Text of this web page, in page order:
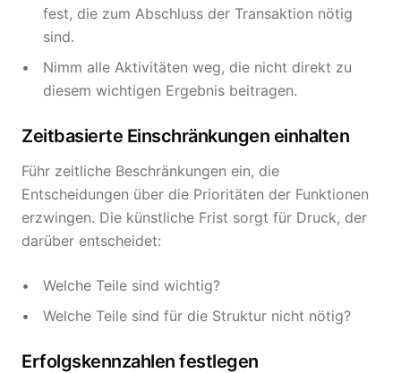
fest, die zum Abschluss der Transaktion nötig
sind.
Nimm alle Aktivitäten weg, die nicht direkt zu
diesem wichtigen Ergebnis beitragen.
Zeitbasierte Einschränkungen einhalten
Führ zeitliche Beschränkungen ein, die
Entscheidungen über die Prioritäten der Funktionen
erzwingen. Die künstliche Frist sorgt für Druck, der
darüber entscheidet:
Welche Teile sind wichtig?
Welche Teile sind für die Struktur nicht nötig?
Erfolgskennzahlen festlegen